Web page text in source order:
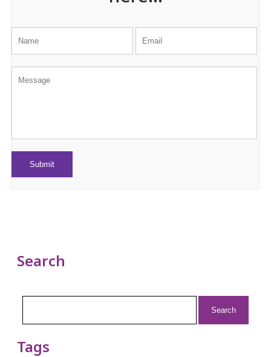
Search
Tags